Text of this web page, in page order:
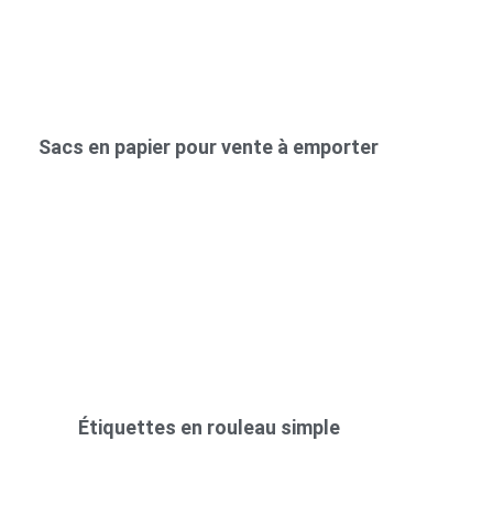
Sacs en papier pour vente à emporter
Étiquettes en rouleau simple